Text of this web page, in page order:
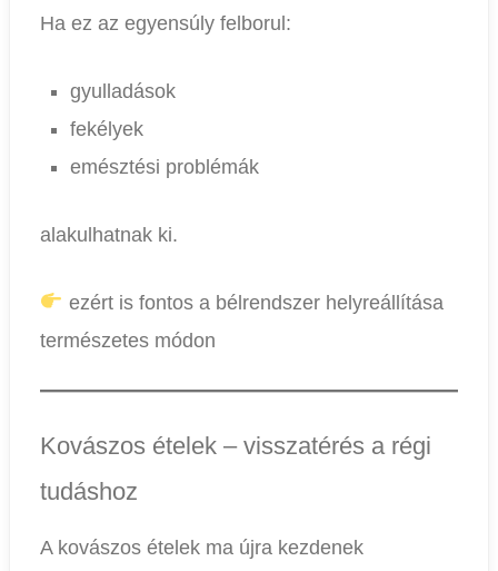
Ha ez az egyensúly felborul:
gyulladások
fekélyek
emésztési problémák
alakulhatnak ki.
ezért is fontos a bélrendszer helyreállítása
természetes módon
Kovászos ételek – visszatérés a régi
tudáshoz
A kovászos ételek ma újra kezdenek